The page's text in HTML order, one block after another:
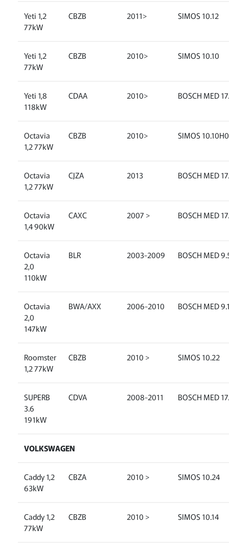
Yeti 1,2
77kW
CBZB 2011> SIMOS 10.12
Yeti 1,2
77kW
CBZB 2010> SIMOS 10.10
Yeti 1,8
118kW
CDAA 2010> BOSCH MED
Octavia
1,2 77kW
CBZB 2010> SIMOS
Octavia
1,2 77kW
CJZA 2013 BOSCH MED
Octavia
1,4 90kW
CAXC 2007 > BOSCH MED
Octavia
2,0
110kW
BLR 2003-2009 BOSCH MED
Octavia
2,0
147kW
BWA/AXX 2006-2010 BOSCH MED
Roomster
1,2 77kW
CBZB 2010 > SIMOS 10.22
SUPERB
3.6
191kW
CDVA 2008-2011 BOSCH MED
VOLKSWAGEN
Caddy 1,2
63kW
CBZA 2010 > SIMOS 10.24
Caddy 1,2
77kW
CBZB 2010 > SIMOS 10.14